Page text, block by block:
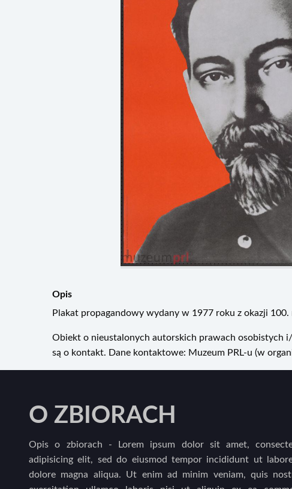
Opis
Plakat propagandowy wydany w 1977 roku z okazji
Obiekt o nieustalonych autorskich prawach osobistych
są o kontakt. Dane kontaktowe: Muzeum PRL-u (w
O ZBIORACH
Opis o zbiorach - Lorem ipsum dolor sit amet,
adipisicing elit, sed do eiusmod tempor incididunt ut
dolore magna aliqua. Ut enim ad minim veniam, quis